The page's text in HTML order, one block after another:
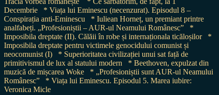
Decembrie
* Viața lui Eminescu (necenzurat). Episodul 8 –
Conspirația anti-Eminescu
* Iuliean Horneț, un premiant printre
analfabeți. „Profesioniștii – AUR-ul Neamului Românesc”
*
Imposibila dreptate (II). Călăii în robe și internaționala ticăloșilor
*
Imposibila dreptate pentru victimele genocidului comunist și
neocomunist (I)
* Superioritatea civilizației unui sat față de
primitivismul de lux al statului modern
* Beethoven, expulzat din
muzică de mișcarea Woke
* „Profesioniștii sunt AUR-ul Neamului
Românesc”
* Viața lui Eminescu. Episodul 5. Marea iubire:
Veronica Micle